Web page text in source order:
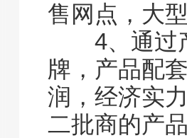
售网点，大
4、通过产
牌，产品配
润，经济实
二批商的产